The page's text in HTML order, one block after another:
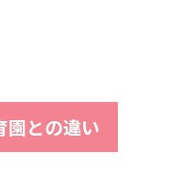
園との違い